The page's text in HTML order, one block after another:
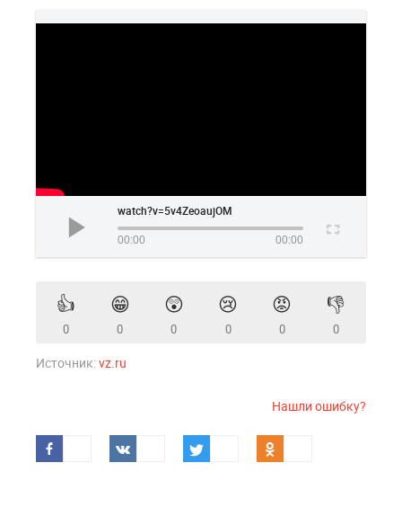
watch?v=5v4ZeoaujOM
00:00 00:00
👍
0
😁
0
😲
0
😢
0
😡
0
👎
0
Источник:vz.ru
Нашли ошибку?